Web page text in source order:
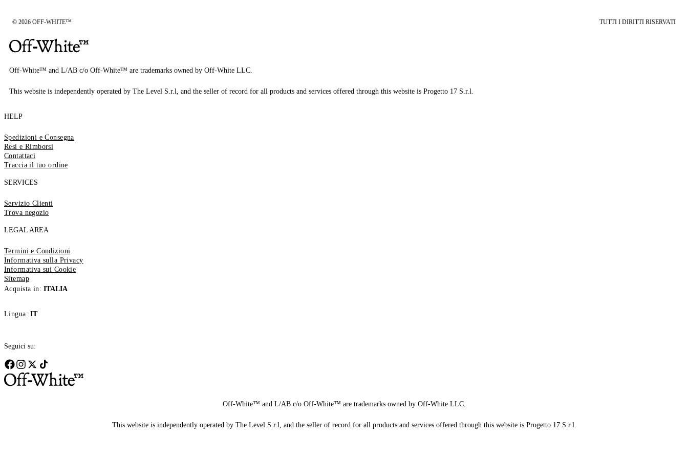
© 2026 OFF-WHITE™ TUTTI I DIRITTI RISERVATI
Off-White™ and L/AB c/o Off-White™ are trademarks owned by Off-White LLC.
This website is independently operated by The Level S.r.l, and the seller of record for all products and services offered through this website is Progetto 17 S.r.l.
HELP
Spedizioni e Consegna
Resi e Rimborsi
Contattaci
Traccia il tuo ordine
SERVICES
Servizio Clienti
Trova negozio
LEGAL AREA
Termini e Condizioni
Informativa sulla Privacy
Informativa sui Cookie
Sitemap
Acquista in: ITALIA
Lingua: IT
Seguici su:
Off-White™ and L/AB c/o Off-White™ are trademarks owned by Off-White LLC.
This website is independently operated by The Level S.r.l, and the seller of record for all products and services offered through this website is Progetto 17 S.r.l.